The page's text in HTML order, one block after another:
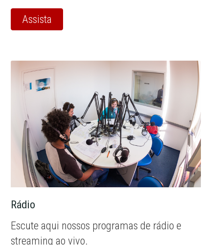
Assista
Rádio
Escute aqui nossos programas de rádio e
streaming ao vivo.